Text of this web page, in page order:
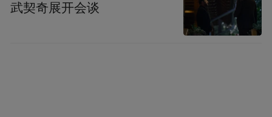
武契奇展开会谈